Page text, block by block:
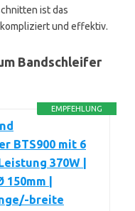
ist das
und effektiv.
Bandschleifer
EMPFEHLUNG
BTS900 mit 6
370W |
|
breite